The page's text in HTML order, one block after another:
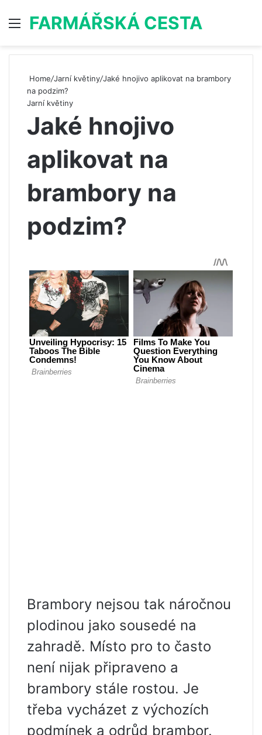
Menu
FARMÁŘSKÁ CESTA
Home/Jarní květiny/Jaké hnojivo aplikovat na brambory
na podzim?
Jarní květiny
Jaké hnojivo
aplikovat na
brambory na
podzim?
Brambory nejsou tak náročnou
plodinou jako sousedé na
zahradě. Místo pro to často
není nijak připraveno a
brambory stále rostou. Je
třeba vycházet z výchozích
podmínek a odrůd brambor.